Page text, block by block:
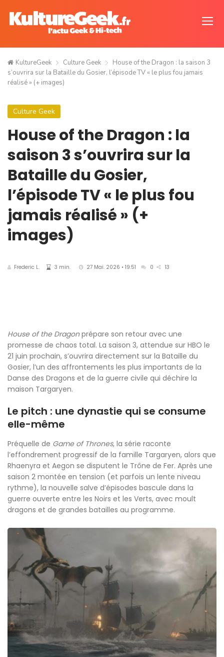
KultureGeek Culture Geek
House of the Dragon : la saison 3
s’ouvrira sur la Bataille du Gosier, l’épisode TV « le plus fou jamais
réalisé » (+ images)
Culture Geek
House of the Dragon : la
saison 3 s’ouvrira sur la
Bataille du Gosier,
l’épisode TV « le plus fou
jamais réalisé » (+
images)
Frederic L. 3 min. 27 Mai. 2026 • 19:51 0 13
House of the Dragonprépare son retour avec une
promesse de chaos total. La saison 3, attendue sur HBO le
21 juin prochain, s’ouvrira directement sur la Bataille du
Gosier, l’un des affrontements les plus importants de la
Danse des Dragons et de la guerre civile qui déchire la
maison Targaryen.
Le pitch : une dynastie qui se consume
elle-même
Préquelle de Game of Thrones, la série raconte
l’effondrement progressif de la famille Targaryen, alors que
Rhaenyra et Aegon se disputent le Trône de Fer. Après une
saison 2 montée en tension (et parfois un lente niveau
rythme), la nouvelle salve d’épisodes bascule dans la
guerre ouverte entre les Noirs et les Verts, avec moult
dragons et de grandes batailles au programme.